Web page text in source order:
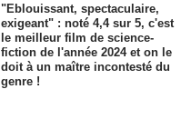
"Eblouissant, spectaculaire,
exigeant" : noté 4,4 sur 5, c'est
le meilleur film de science-
fiction de l'année 2024 et on le
doit à un maître incontesté du
genre !